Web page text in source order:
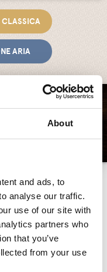
About
and ads, to
analyse our traffic.
use of our site with
partners who
that you’ve
from your use
ARIA